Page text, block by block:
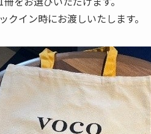
イン時にお渡しいたします。